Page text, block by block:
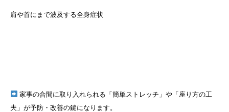
肩や首にまで波及する全身症状
家事の合間に取り入れられる「簡単ストレッチ」や「座り方の工
夫」が予防・改善の鍵になります。